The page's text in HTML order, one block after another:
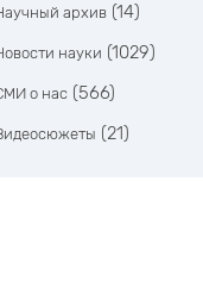
архив (14)
науки (1029)
о нас (566)
(21)